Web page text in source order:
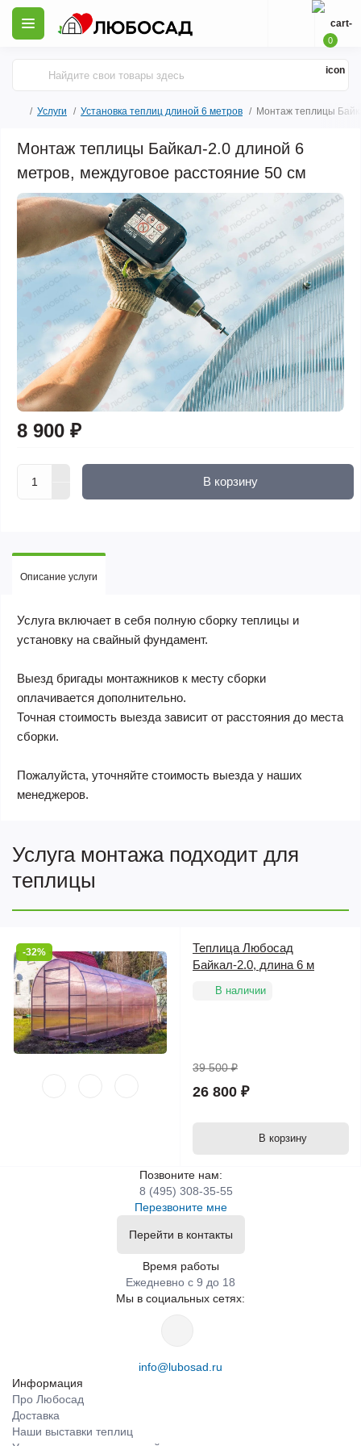
0
Услуги Установка теплиц длиной 6 метров Монтаж теплицы
Монтаж теплицы Байкал-2.0 длиной 6
метров, междуговое расстояние 50 см
8 900 ₽
В корзину
Описание услуги
Услуга включает в себя полную сборку теплицы и
установку на свайный фундамент.
Выезд бригады монтажников к месту сборки
оплачивается дополнительно.
Точная стоимость выезда зависит от расстояния до места
сборки.
Пожалуйста, уточняйте стоимость выезда у наших
менеджеров.
Услуга монтажа подходит для
теплицы
-32%
Теплица Любосад
Байкал-2.0, длина 6 м
В наличии
39 500 ₽
26 800 ₽
В корзину
Позвоните нам:
8 (495) 308-35-55
Перезвоните мне
Перейти в контакты
Время работы
Ежедневно с 9 до 18
Мы в социальных сетях:
info@lubosad.ru
Информация
Про Любосад
Доставка
Наши выставки теплиц